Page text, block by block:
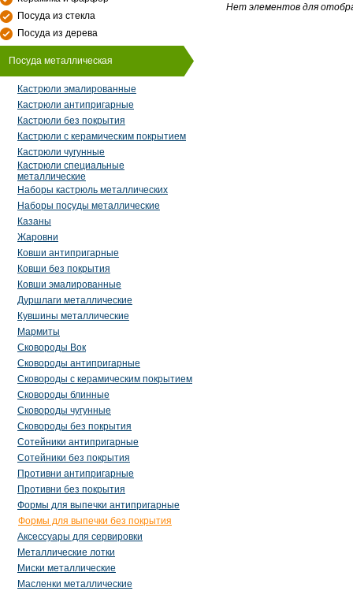
Посуда из стекла
Посуда из дерева
Посуда металлическая
Кастрюли эмалированные
Кастрюли антипригарные
Кастрюли без покрытия
Кастрюли с керамическим покрытием
Кастрюли чугунные
Кастрюли специальные
металлические
Наборы кастрюль металлических
Наборы посуды металлические
Казаны
Жаровни
Ковши антипригарные
Ковши без покрытия
Ковши эмалированные
Дуршлаги металлические
Кувшины металлические
Мармиты
Сковороды Вок
Сковороды антипригарные
Сковороды с керамическим покрытием
Сковороды блинные
Сковороды чугунные
Сковороды без покрытия
Сотейники антипригарные
Сотейники без покрытия
Противни антипригарные
Противни без покрытия
Формы для выпечки антипригарные
Формы для выпечки без покрытия
Аксессуары для сервировки
Металлические лотки
Миски металлические
Масленки металлические
Нет элементов для